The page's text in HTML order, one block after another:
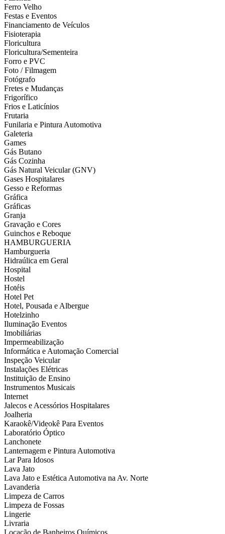
Ferro Velho
Festas e Eventos
Financiamento de Veículos
Fisioterapia
Floricultura
Floricultura/Sementeira
Forro e PVC
Foto / Filmagem
Fotógrafo
Fretes e Mudanças
Frigorífico
Frios e Laticínios
Frutaria
Funilaria e Pintura Automotiva
Galeteria
Games
Gás Butano
Gás Cozinha
Gás Natural Veicular (GNV)
Gases Hospitalares
Gesso e Reformas
Gráfica
Gráficas
Granja
Gravação e Cores
Guinchos e Reboque
HAMBURGUERIA
Hamburgueria
Hidraúlica em Geral
Hospital
Hostel
Hotéis
Hotel Pet
Hotel, Pousada e Albergue
Hotelzinho
Iluminação Eventos
Imobiliárias
Impermeabilização
Informática e Automação Comercial
Inspeção Veicular
Instalações Elétricas
Instituição de Ensino
Instrumentos Musicais
Internet
Jalecos e Acessórios Hospitalares
Joalheria
Karaokê/Videokê Para Eventos
Laboratório Óptico
Lanchonete
Lanternagem e Pintura Automotiva
Lar Para Idosos
Lava Jato
Lava Jato e Estética Automotiva na Av. Norte
Lavanderia
Limpeza de Carros
Limpeza de Fossas
Lingerie
Livraria